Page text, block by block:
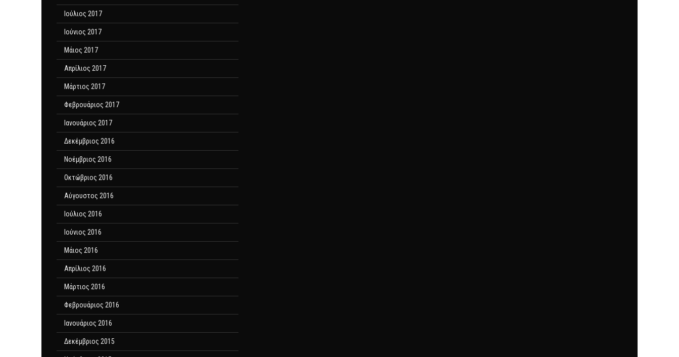
Ιούλιος 2017
Ιούνιος 2017
Μάιος 2017
Απρίλιος 2017
Μάρτιος 2017
Φεβρουάριος 2017
Ιανουάριος 2017
Δεκέμβριος 2016
Νοέμβριος 2016
Οκτώβριος 2016
Αύγουστος 2016
Ιούλιος 2016
Ιούνιος 2016
Μάιος 2016
Απρίλιος 2016
Μάρτιος 2016
Φεβρουάριος 2016
Ιανουάριος 2016
Δεκέμβριος 2015